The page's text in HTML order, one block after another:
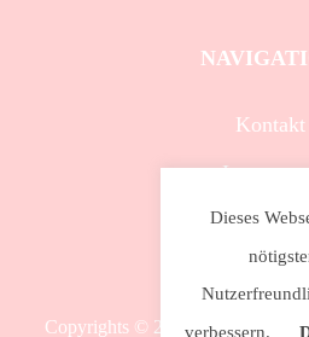
Kontakt
Copyrights © 2020
Dieses
verbessern.